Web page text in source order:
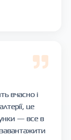
вчасно і
це
— все в